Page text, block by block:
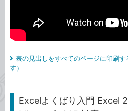
表の見出しをすべてのページに印刷
す）
Excelよくばり入門 Excel